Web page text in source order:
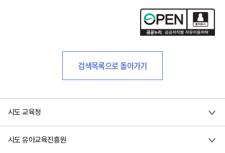
검색목록으로 돌아가기
시도 교육청
시도 유아교육진흥원